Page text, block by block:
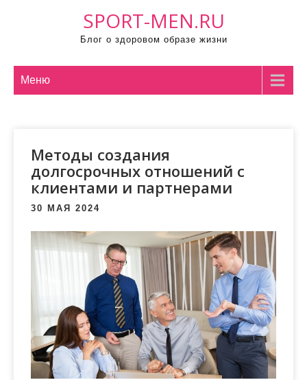
SPORT-MEN.RU
Блог о здоровом образе жизни
Меню
Методы создания
долгосрочных отношений с
клиентами и партнерами
30 МАЯ 2024